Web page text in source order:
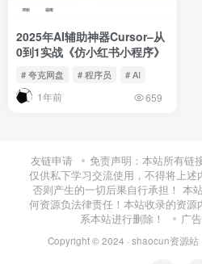
2025年AI辅助神器Cursor–从
0到1实战《仿小红书小程序》
# 夸克网盘 # 程序员 # AI
1年前 659
友链申请
免责声明：本站所有链
仅供私下学习交流使用，不得将上述
否则产生的一切后果自行承担！ 本
何资源负法律责任！本站收录的资
系本站进行删除！
广
Copyright © 2024 · shaocun资源站